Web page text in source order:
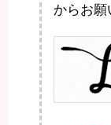
からお願